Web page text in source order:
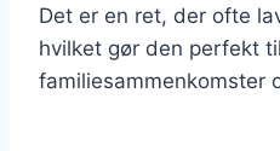
Det er en ret, der ofte
hvilket gør den perfekt til
familiesammenkomster